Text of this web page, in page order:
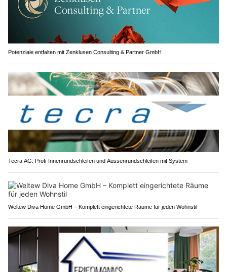
Potenziale entfalten mit Zenklusen Consulting & Partner GmbH
Tecra AG: Profi-Innenrundschleifen und Aussenrundschleifen mit System
Weltew Diva Home GmbH – Komplett eingerichtete Räume für jeden Wohnstil